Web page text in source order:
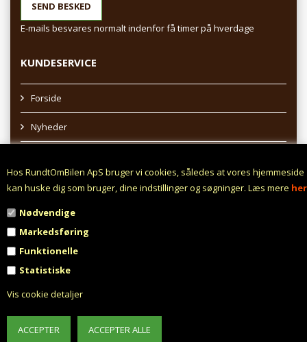
Hos RundtOmBilen ApS bruger vi cookies, således at vores hjemmeside
kan huske dig som bruger, dine indstillinger og søgninger. Læs mere her
Nødvendige
Markedsføring
Funktionelle
Statistiske
Vis cookie detaljer
E-mails besvares normalt indenfor få timer på hverdage
KUNDESERVICE
Forside
Nyheder
Afhentning af varer
Profil
Fortrydelsesret
Fortryd aftale
Fragt fra 0,- !